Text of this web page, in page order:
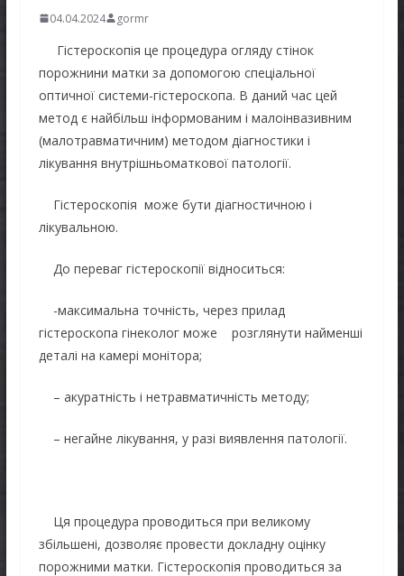
04.04.2024 gormr
Гістероскопія це процедура огляду стінок
порожнини матки за допомогою спеціальної
оптичної системи-гістероскопа. В даний час цей
метод є найбільш інформованим і малоінвазивним
(малотравматичним) методом діагностики і
лікування внутрішньоматкової патології.
Гістероскопія може бути діагностичною і
лікувальною.
До переваг гістероскопії відноситься:
-максимальна точність, через прилад
гістероскопа гінеколог може розглянути найменші
деталі на камері монітора;
– акуратність і нетравматичність методу;
– негайне лікування, у разі виявлення патології.
Ця процедура проводиться при великому
збільшені, дозволяє провести докладну оцінку
порожними матки. Гістероскопія проводиться за